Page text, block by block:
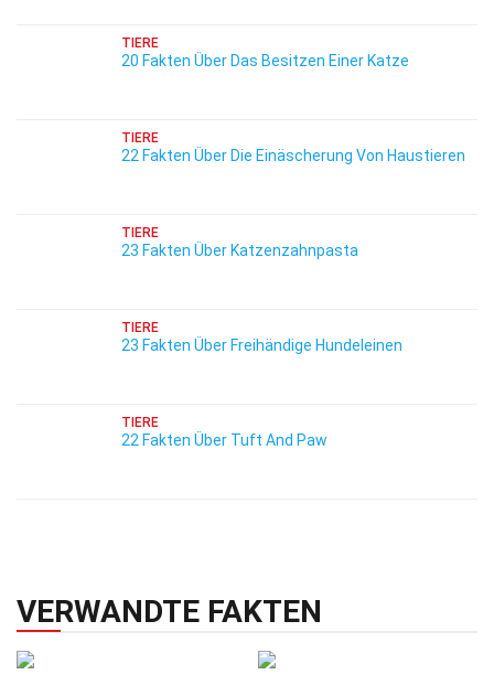
TIERE
20 Fakten Über Das Besitzen Einer Katze
TIERE
22 Fakten Über Die Einäscherung Von Haustieren
TIERE
23 Fakten Über Katzenzahnpasta
TIERE
23 Fakten Über Freihändige Hundeleinen
TIERE
22 Fakten Über Tuft And Paw
VERWANDTE FAKTEN